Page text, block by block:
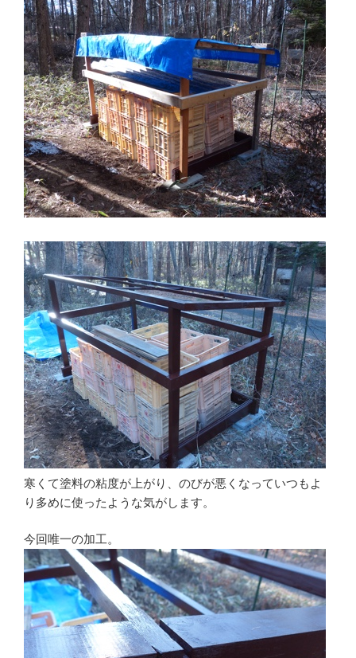
寒くて塗料の粘度が上がり、のびが悪くなっていつもよ
り多めに使ったような気がします。
今回唯一の加工。